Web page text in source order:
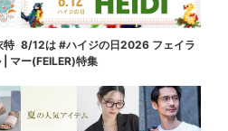
特
| マ
8/12は #ハイジの日2026 フェイラ
ー(FEILER)特集